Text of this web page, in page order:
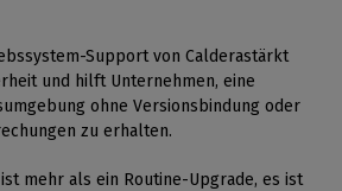
Support von Calderastärkt
und hilft Unternehmen, eine
ohne Versionsbindung oder
zu erhalten.
mehr als ein Routine-Upgrade, es ist